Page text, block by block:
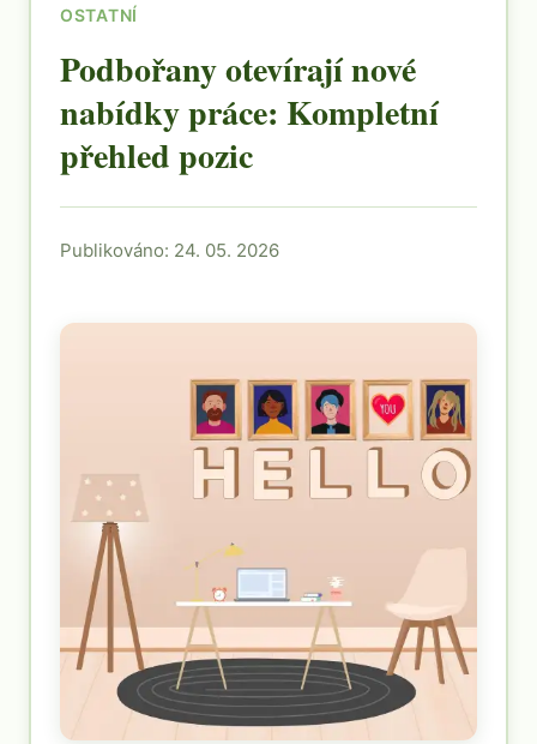
OSTATNÍ
Podbořany otevírají nové
nabídky práce: Kompletní
přehled pozic
Publikováno: 24. 05. 2026